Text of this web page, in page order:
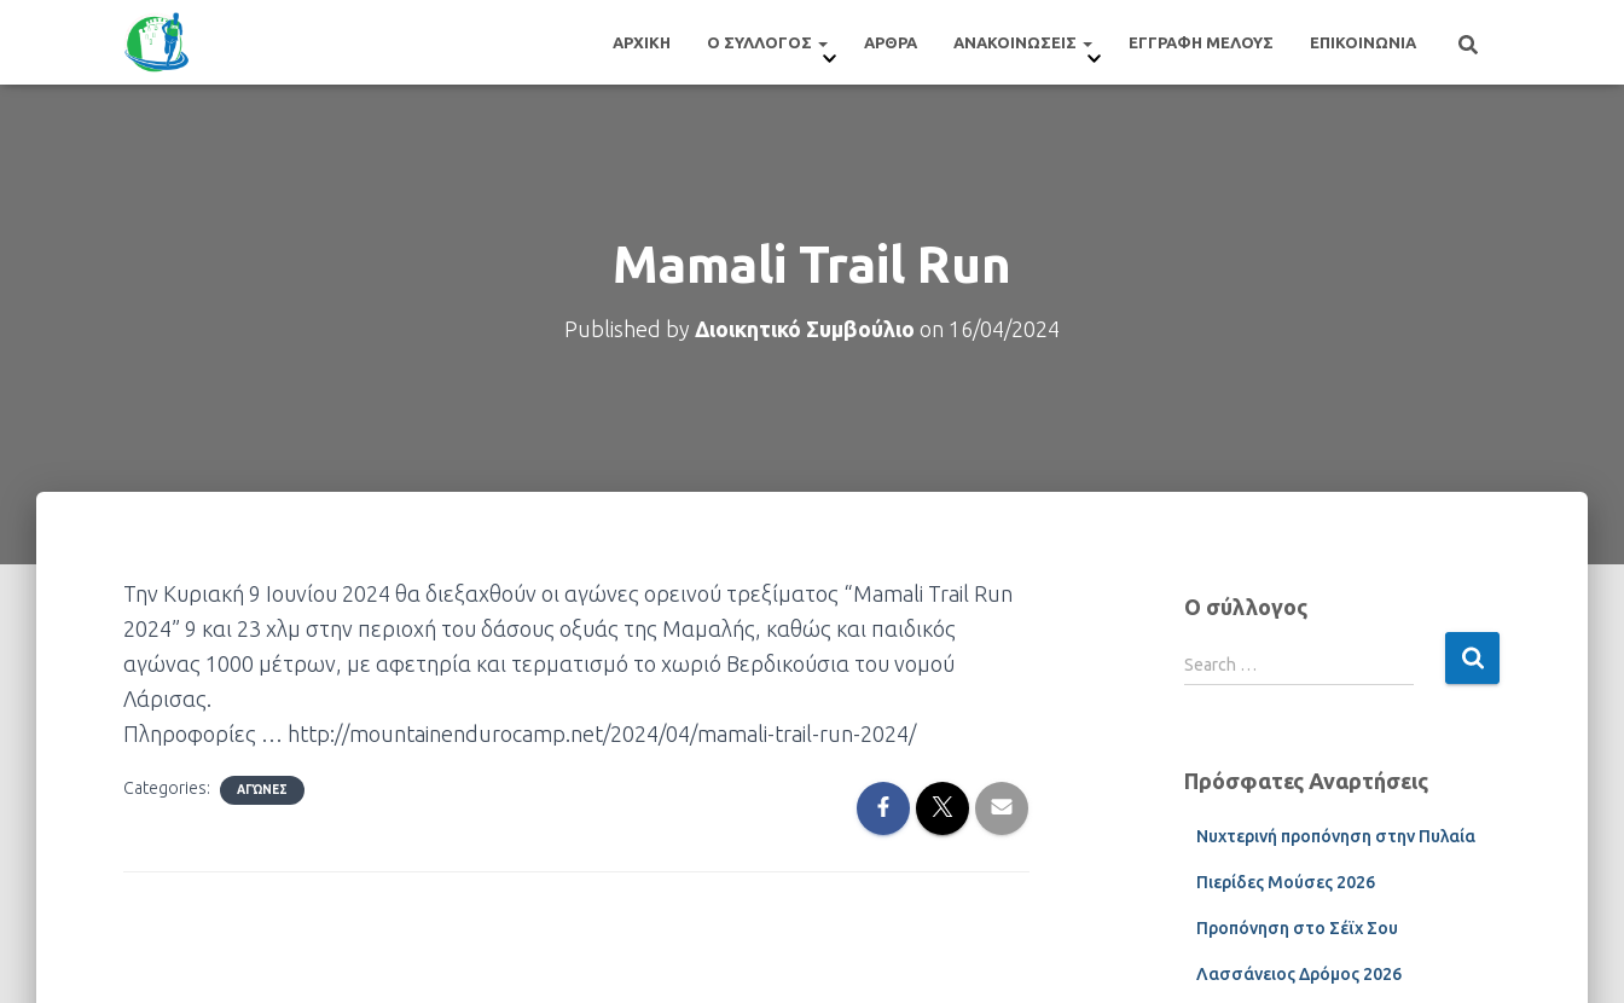
ΑΡΧΙΚΗ Ο ΣΥΛΛΟΓΟΣ ΑΡΘΡΑ ΑΝΑΚΟΙΝΩΣΕΙΣ ΕΓΓΡΑΦΗ ΜΕΛΟΥΣ ΕΠΙΚΟΙΝΩΝΙΑ
Mamali Trail Run
Published by Διοικητικό Συμβούλιο on 16/04/2024
Την Κυριακή 9 Ιουνίου 2024 θα διεξαχθούν οι αγώνες ορεινού τρεξίματος “Mamali Trail Run
2024” 9 και 23 χλμ στην περιοχή του δάσους οξυάς της Μαμαλής, καθώς και παιδικός
αγώνας 1000 μέτρων, με αφετηρία και τερματισμό το χωριό Βερδικούσια του νομού
Λάρισας.
Πληροφορίες … http://mountainendurocamp.net/2024/04/mamali-trail-run-2024/
Categories: ΑΓΏΝΕΣ
Ο σύλλογος
Search …
Πρόσφατες Αναρτήσεις
Νυχτερινή προπόνηση στην Πυλαία
Πιερίδες Μούσες 2026
Προπόνηση στο Σέϊχ Σου
Λασσάνειος Δρόμος 2026